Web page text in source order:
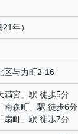
年）
区与力町2-16
満宮 」駅 徒歩5分
「南森町 」駅 徒歩6分
「 扇町 」駅 徒歩7分